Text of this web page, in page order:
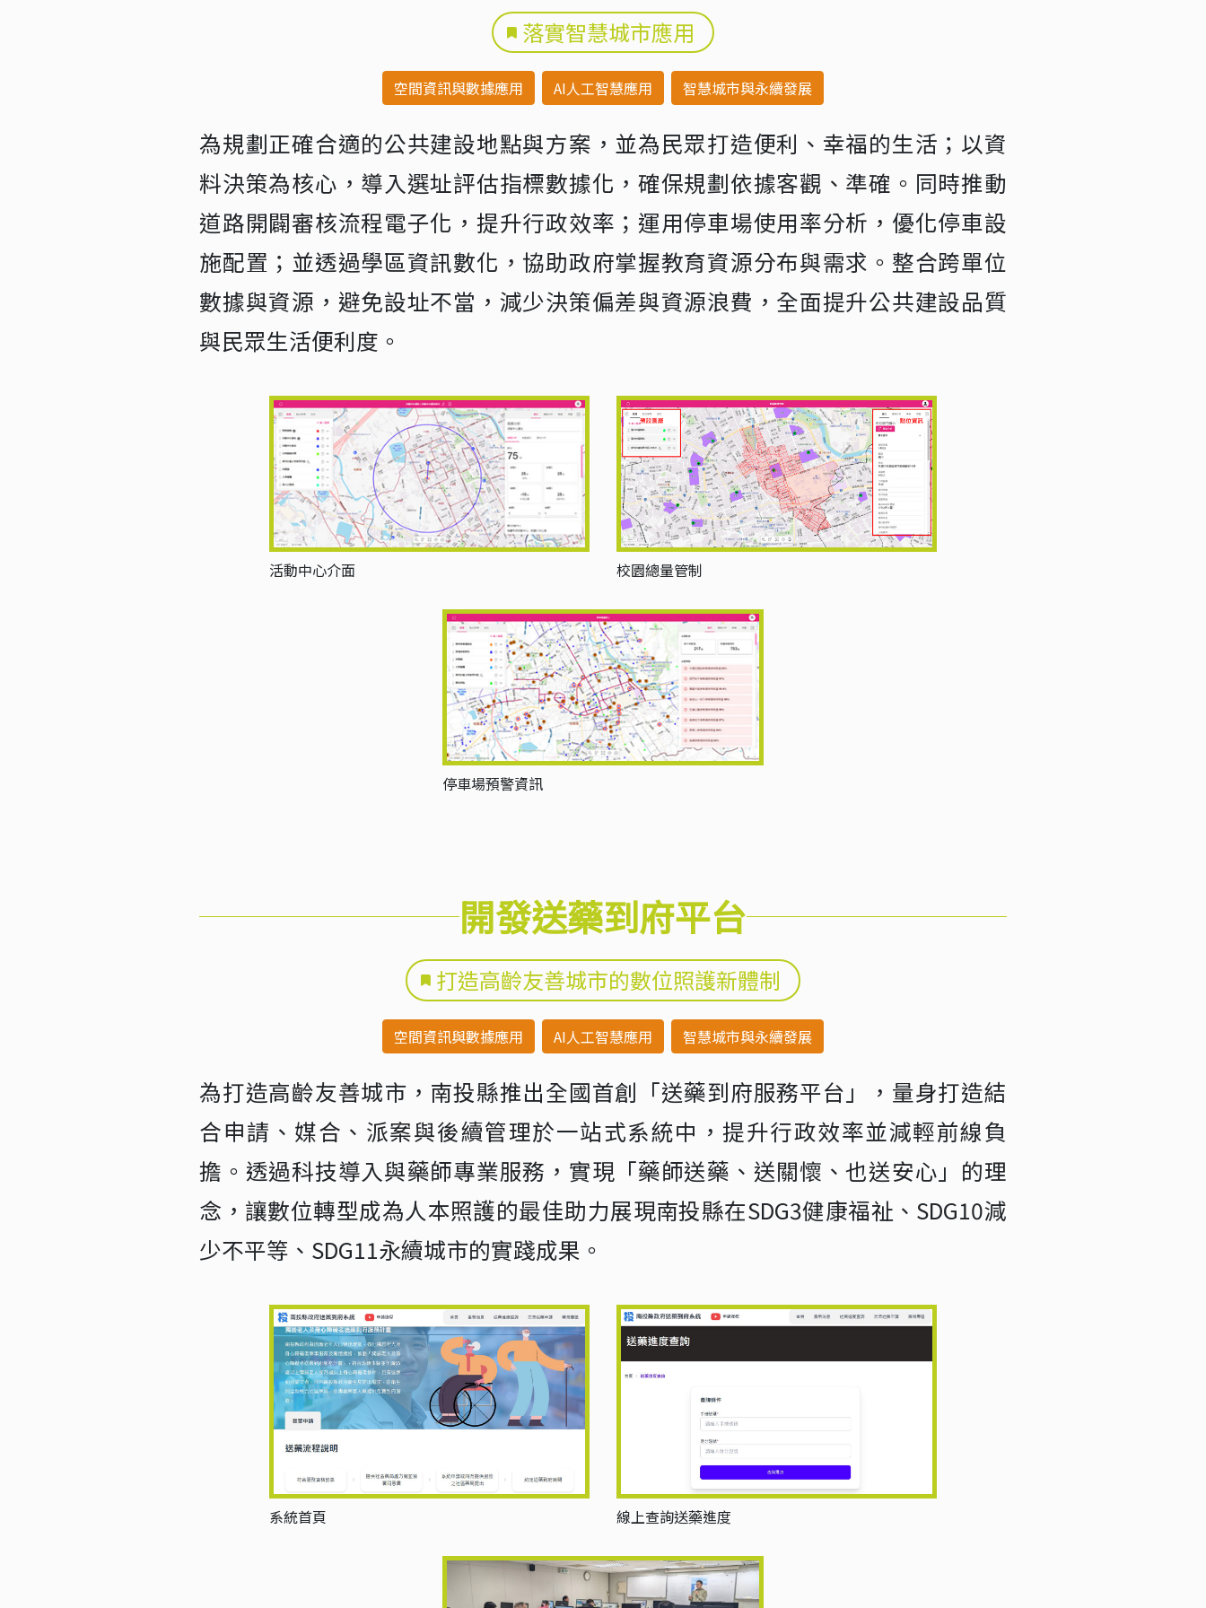
落實智慧城市應用
空間資訊與數據應用 AI人工智慧應用 智慧城市與永續發展
為規劃正確合適的公共建設地點與方案，並為民眾打造便利、幸福的生活；以資
料決策為核心，導入選址評估指標數據化，確保規劃依據客觀、準確。同時推動
道路開闢審核流程電子化，提升行政效率；運用停車場使用率分析，優化停車設
施配置；並透過學區資訊數化，協助政府掌握教育資源分布與需求。整合跨單位
數據與資源，避免設址不當，減少決策偏差與資源浪費，全面提升公共建設品質
與民眾生活便利度。
活動中心介面 校園總量管制
停車場預警資訊
開發送藥到府平台
打造高齡友善城市的數位照護新體制
空間資訊與數據應用 AI人工智慧應用 智慧城市與永續發展
為打造高齡友善城市，南投縣推出全國首創「送藥到府服務平台」，量身打造結
合申請、媒合、派案與後續管理於一站式系統中，提升行政效率並減輕前線負
擔。透過科技導入與藥師專業服務，實現「藥師送藥、送關懷、也送安心」的理
念，讓數位轉型成為人本照護的最佳助力展現南投縣在SDG3健康福祉、SDG10減
少不平等、SDG11永續城市的實踐成果。
系統首頁 線上查詢送藥進度